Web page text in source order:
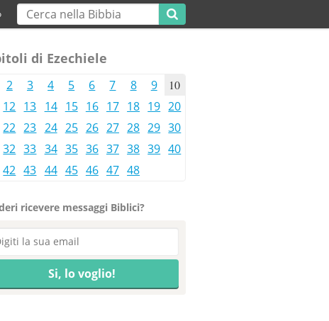
di Ezechiele
2 3 4 5 6 7 8 9 10
12 13 14 15 16 17 18 19 20
22 23 24 25 26 27 28 29 30
32 33 34 35 36 37 38 39 40
42 43 44 45 46 47 48
ricevere messaggi Biblici?